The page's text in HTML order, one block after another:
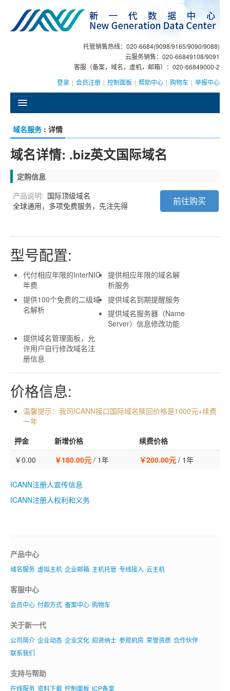
托管销售热线：020-6684(9098/9165/9090/9088)
云服务销售：020-66849108/9091
客服（备案，域名，虚机，邮箱）：020-66849000-2
登录 | 会员注册 | 控制面板 | 帮助中心 | 购物车 | 举报中心
GEO
AI客服
大模型服务
主机托管
虚拟主机
SSL证书
云主机
企业文化
域名服务 : 详情
域名详情: .biz英文国际域名
定购信息
产品说明: 国际顶级域名
全球通用，多项免费服务，先注先得
前往购买
型号配置:
代付相应年限的InterNIC
年费
提供相应年限的域名解
析服务
提供100个免费的二级域
名解析
提供域名到期提醒服务
提供域名服务器（Name
Server）信息修改功能
提供域名管理面板，允
许用户自行修改域名注
册信息
价格信息:
温馨提示：我司ICANN接口国际域名赎回价格是1000元+续费
一年
押金
新增价格
续费价格
￥0.00
￥180.00元 / 1年 ￥200.00元 / 1年
ICANN注册人宣传信息
ICANN注册人权利和义务
产品中心
域名服务 虚拟主机 企业邮箱 主机托管 专线接入 云主机
客服中心
会员中心 付款方式 备案中心 购物车
关于新一代
公司简介 企业动态 企业文化 招贤纳士 参观机房 荣誉资质 合作伙伴
联系我们
支持与帮助
在线服务 资料下载 控制面板 ICP备案